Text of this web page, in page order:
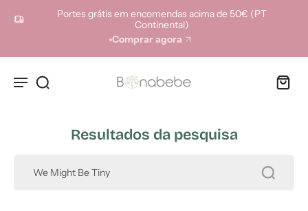
Portes grátis em encomendas acima de 50€ (PT
Continental)
Comprar agora
Resultados da pesquisa